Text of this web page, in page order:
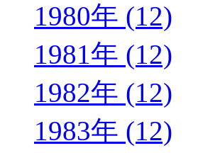
1980年 (12)
1981年 (12)
1982年 (12)
1983年 (12)